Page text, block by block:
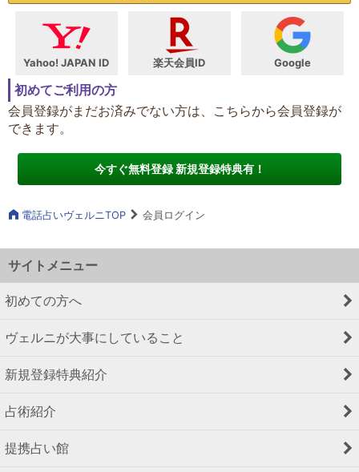
Yahoo! JAPAN ID 楽天会員ID Google
初めてご利用の方
会員登録がまだお済みでない方は、こちらから会員登録が
できます。
今すぐ無料登録 新規登録特典有！
電話占いヴェルニTOP 会員ログイン
サイトメニュー
初めての方へ
ヴェルニが大事にしていること
新規登録特典紹介
占術紹介
提携占い館